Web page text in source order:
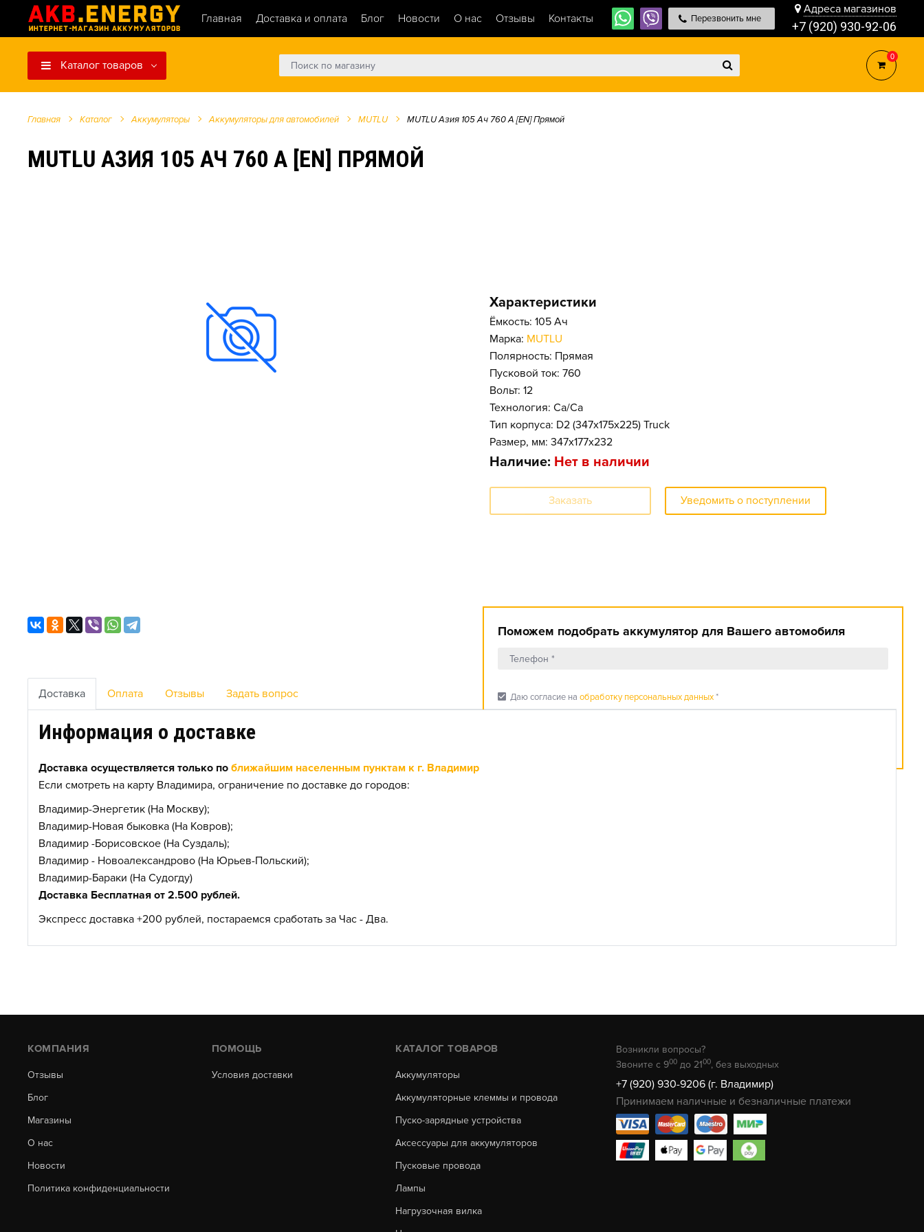
Главная Доставка и оплата Блог Новости О нас Отзывы Контакты Перезвонить мне
Адреса магазинов
+7 (920) 930-92-06
Каталог товаров
0
Главная Каталог Аккумуляторы Аккумуляторы для автомобилей MUTLU MUTLU Азия 105 Ач 760 А [EN] Прямой
MUTLU АЗИЯ 105 АЧ 760 А [EN] ПРЯМОЙ
Характеристики
Ёмкость: 105 Ач
Марка: MUTLU
Полярность: Прямая
Пусковой ток: 760
Вольт: 12
Технология: Ca/Ca
Тип корпуса: D2 (347x175x225) Truck
Размер, мм: 347x177x232
Наличие: Нет в наличии
Заказать Уведомить о поступлении
Поможем подобрать аккумулятор для Вашего автомобиля
check_box Даю согласие на обработку персональных данных*
Доставка Оплата Отзывы Задать вопрос
Информация о доставке
Доставка осуществляется только по ближайшим населенным пунктам к г. Владимир
Если смотреть на карту Владимира, ограничение по доставке до городов:
Владимир-Энергетик (На Москву);
Владимир-Новая быковка (На Ковров);
Владимир -Борисовское (На Суздаль);
Владимир - Новоалександрово (На Юрьев-Польский);
Владимир-Бараки (На Судогду)
Доставка Бесплатная от 2.500 рублей.
Экспресс доставка +200 рублей, постараемся сработать за Час - Два.
КОМПАНИЯ
Отзывы
Блог
Магазины
О нас
Новости
Политика конфиденциальности
ПОМОЩЬ
Условия доставки
КАТАЛОГ ТОВАРОВ
Аккумуляторы
Аккумуляторные клеммы и провода
Пуско-зарядные устройства
Аксессуары для аккумуляторов
Пусковые провода
Лампы
Нагрузочная вилка
Возникли вопросы?
Звоните с 900 до 2100, без выходных
+7 (920) 930-9206 (г. Владимир)
Принимаем наличные и безналичные платежи